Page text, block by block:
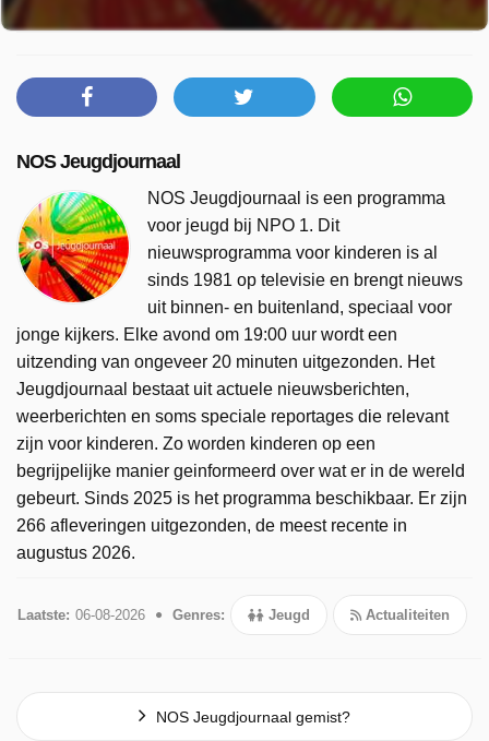
NOS Jeugdjournaal
NOS Jeugdjournaal is een programma
voor jeugd bij NPO 1. Dit
nieuwsprogramma voor kinderen is al
sinds 1981 op televisie en brengt nieuws
uit binnen- en buitenland, speciaal voor
jonge kijkers. Elke avond om 19:00 uur wordt een
uitzending van ongeveer 20 minuten uitgezonden. Het
Jeugdjournaal bestaat uit actuele nieuwsberichten,
weerberichten en soms speciale reportages die relevant
zijn voor kinderen. Zo worden kinderen op een
begrijpelijke manier geinformeerd over wat er in de wereld
gebeurt. Sinds 2025 is het programma beschikbaar. Er zijn
266 afleveringen uitgezonden, de meest recente in
augustus 2026.
Laatste: 06-08-2026 Genres: Jeugd Actualiteiten
NOS Jeugdjournaal gemist?